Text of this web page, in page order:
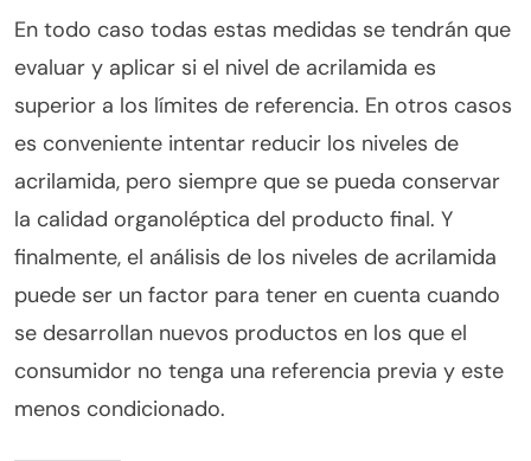
En todo caso todas estas medidas se tendrán que
evaluar y aplicar si el nivel de acrilamida es
superior a los límites de referencia. En otros casos
es conveniente intentar reducir los niveles de
acrilamida, pero siempre que se pueda conservar
la calidad organoléptica del producto final. Y
finalmente, el análisis de los niveles de acrilamida
puede ser un factor para tener en cuenta cuando
se desarrollan nuevos productos en los que el
consumidor no tenga una referencia previa y este
menos condicionado.